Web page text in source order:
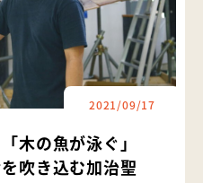
2021/09/17
木の魚が泳ぐ」
吹き込む加治聖